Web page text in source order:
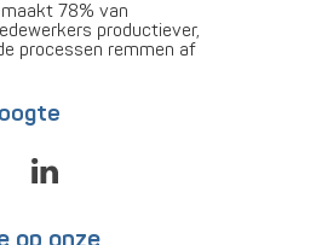
78% van
productiever,
processen remmen af